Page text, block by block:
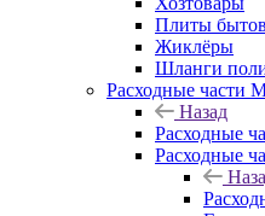
Плиты
Жиклёры
Шланги
Расходные части
Назад
Расходные
Расходные